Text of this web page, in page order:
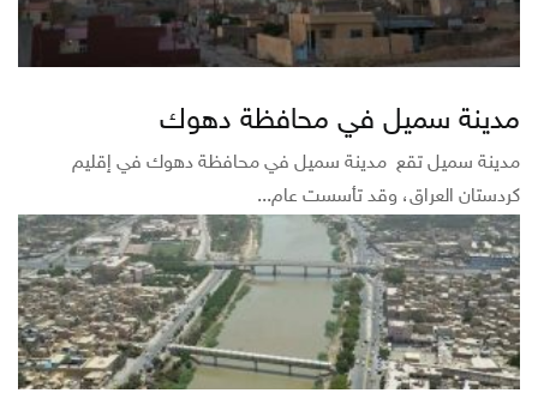
مدينة سميل في محافظة دهوك
مدينة سميل تقع مدينة سميل في محافظة دهوك في إقليم
كردستان العراق، وقد تأسست عام...